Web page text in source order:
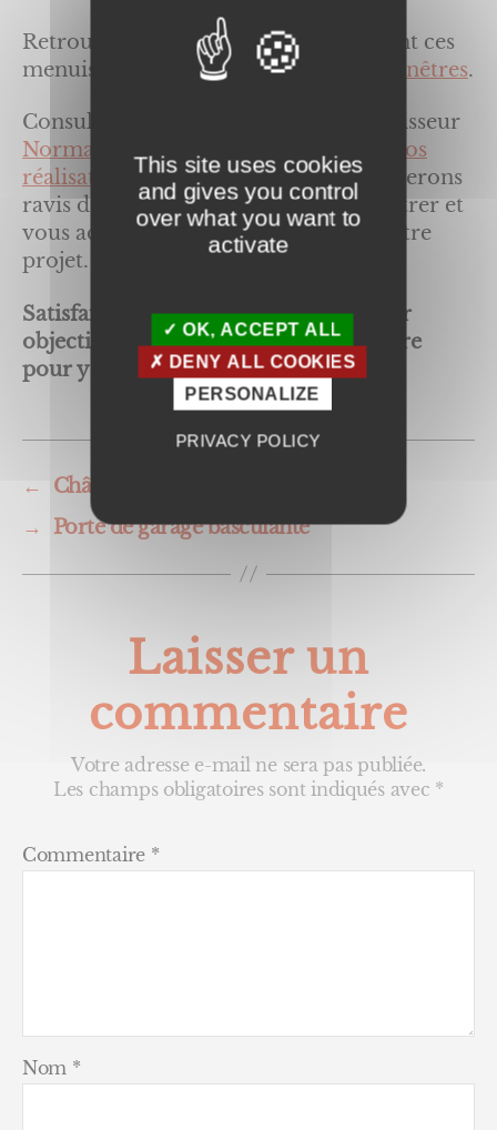
Retrouver les informations concernant ces
menuiseries sur nos pages dédiées :
Fenêtres.
Consultez les produits de notre fournisseur
Normabaie
, prenez connaissance de
nos
réalisations , etcontactez-nous. Nous serons
ravis de vous renseigner, vous rencontrer et
vous accompagner tout au long de votre
projet.
Satisfaire nos clients est notre premier
objectif, et nous mettons tout en œuvre
pour y parvenir !
←
Châssis fixes triangulaires
→
Porte de garage basculante
Laisser un
commentaire
Votre adresse e-mail ne sera pas publiée.
Les champs obligatoires sont indiqués avec *
Commentaire *
Nom *
This site uses cookies
and gives you control
over what you want to
activate
OK, ACCEPT ALL
DENY ALL COOKIES
PERSONALIZE
PRIVACY POLICY